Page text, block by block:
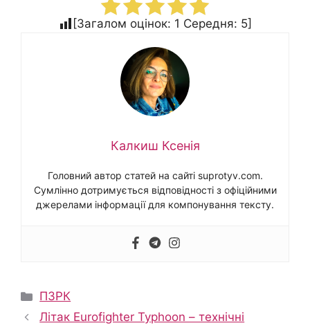
[Загалом оцінок: 1 Середня: 5]
Калкиш Ксенія
Головний автор статей на сайті suprotyv.com.
Сумлінно дотримується відповідності з офіційними
джерелами інформації для компонування тексту.
Категорії
ПЗРК
Літак Eurofighter Typhoon – технічні